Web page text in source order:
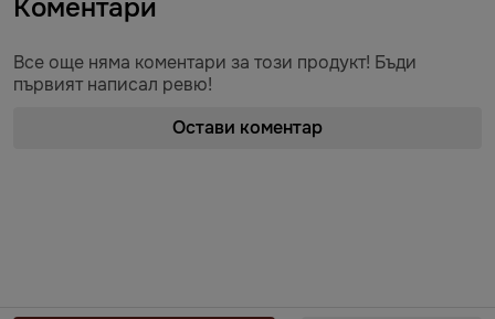
Коментари
Все още няма коментари за този продукт! Бъди
първият написал ревю!
Остави коментар